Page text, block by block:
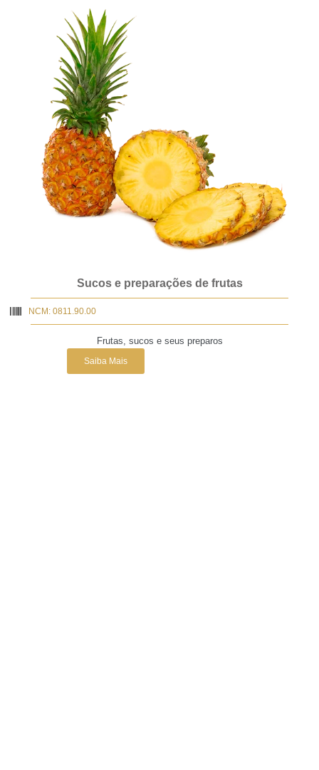
Sucos e preparações de frutas
NCM: 0811.90.00
Frutas, sucos e seus preparos
Saiba Mais